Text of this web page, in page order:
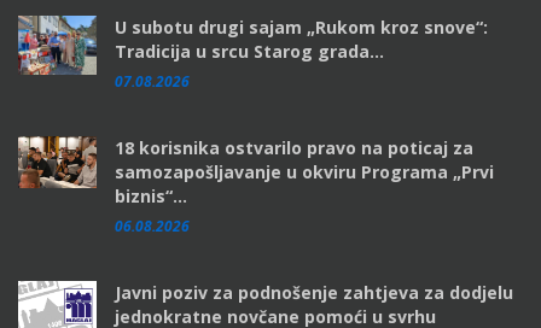
U subotu drugi sajam „Rukom kroz snove“:
Tradicija u srcu Starog grada...
07.08.2026
18 korisnika ostvarilo pravo na poticaj za
samozapošljavanje u okviru Programa „Prvi
biznis“...
06.08.2026
Javni poziv za podnošenje zahtjeva za dodjelu
jednokratne novčane pomoći u svrhu